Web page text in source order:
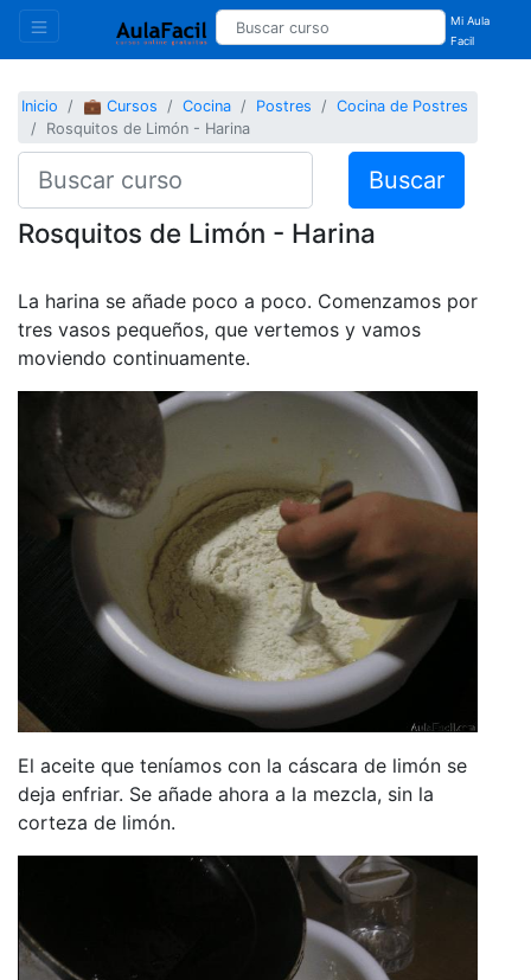
Mi Aula
Facil
Inicio 💼 Cursos Cocina Postres
Cocina de Postres
Rosquitos de Limón - Harina
Buscar
Rosquitos de Limón - Harina
La harina se añade poco a poco. Comenzamos por
tres vasos pequeños, que vertemos y vamos
moviendo continuamente.
El aceite que teníamos con la cáscara de limón se
deja enfriar. Se añade ahora a la mezcla, sin la
corteza de limón.